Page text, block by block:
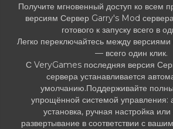
Получите мгновенный доступ ко всем
версиям Сервер Garry's Mod
готового к запуску всего в
Легко переключайтесь между
— всего один клик.
С VeryGames последняя версия
сервера устанавливается
умолчанию.Поддерживайте
упрощённой системой управления:
установка, ручная настройка
развертывание в соответствии с